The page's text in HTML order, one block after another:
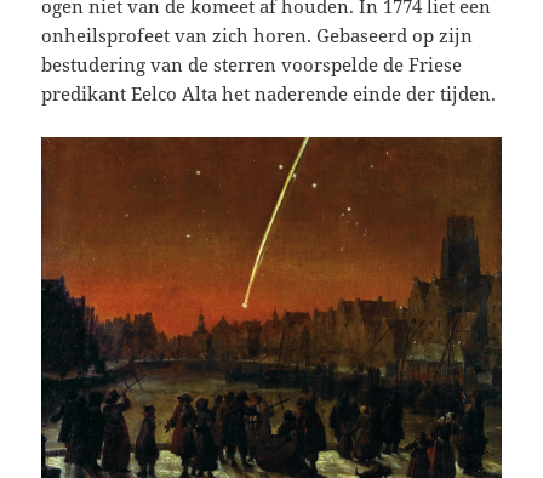
ogen niet van de komeet af houden. In 1774 liet een
onheilsprofeet van zich horen. Gebaseerd op zijn
bestudering van de sterren voorspelde de Friese
predikant Eelco Alta het naderende einde der tijden.